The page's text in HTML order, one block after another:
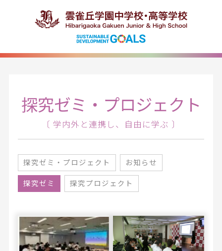
探究ゼミ・プロジェクト
〔 学内外と連携し、自由に学ぶ 〕
探究ゼミ・プロジェクト
お知らせ
探究ゼミ
探究プロジェクト